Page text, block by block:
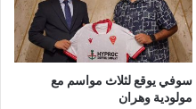
سوفي يوقع لثلاث مواسم مع
مولودية وهران